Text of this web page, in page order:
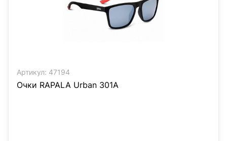
Артикул: 47194
Очки RAPALA Urban 301A